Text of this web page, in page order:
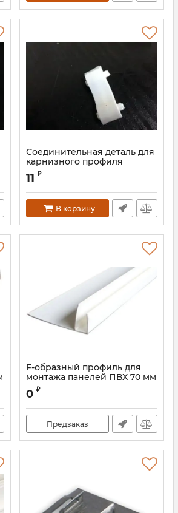
Соединительная деталь для
карнизного профиля
(плинтуса)
11 ₽
В корзину
F-образный профиль для
монтажа панелей ПВХ 70 мм
0 ₽
Предзаказ